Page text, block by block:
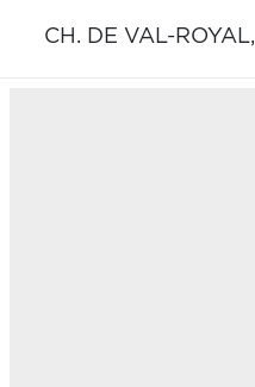
CH. DE VAL-ROYAL,